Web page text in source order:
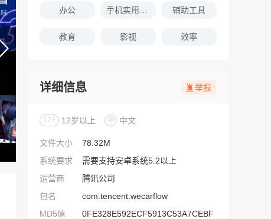
办公 辅助工具
教育 影视 效率
详细信息 举报
12+ 12岁以上 中 中文
文件大小
78.32M
系统要求
需要支持安卓系统5.2以上
运营商
腾讯公司
包名
com.tencent.wecarflow
MD5值
0FE328E592ECF5913C53A7CEBF